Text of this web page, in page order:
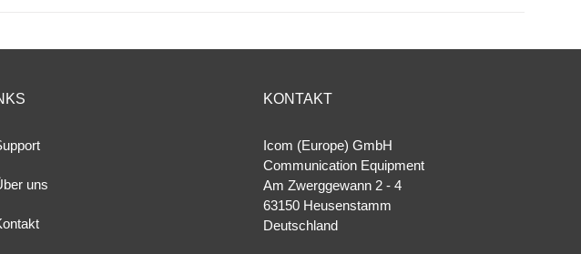
uns
KONTAKT
Icom (Europe) GmbH
Communication Equipment
Am Zwerggewann 2 ‐ 4
63150 Heusenstamm
Deutschland